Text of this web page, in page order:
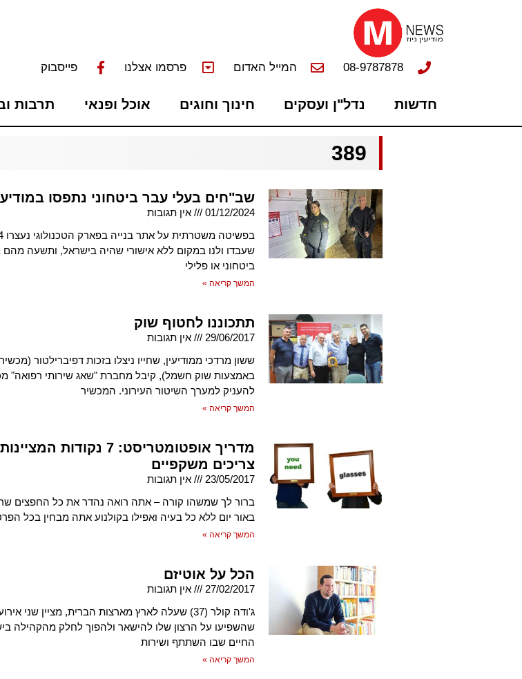
08-9787878 המייל האדום פרסמו אצלנו פייסבוק
חדשות נדל"ן ועסקים חינוך וחוגים אוכל ופנאי תרבות
389
שב"חים בעלי עבר ביטחוני נתפסו
01/12/2024
אין תגובות
שעבדו ולנו במקום ללא אישורי שהיה בישראל, ותשעה מהם
ביטחוני או פלילי
המשך קריאה »
תתכוננו לחטוף שוק
29/06/2017
אין תגובות
ששון מרדכי ממודיעין, שחייו ניצלו בזכות דפיברילטור
באמצעות שוק חשמל), קיבל מחברת "שאג שירותי רפואה"
להעניק למערך השיטור העירוני. המכשיר
המשך קריאה »
מדריך אופטומטריסט: 7 נקודות
צריכים משקפיים
23/05/2017
אין תגובות
ברור לך שמשהו קורה – אתה רואה נהדר את כל החפצים
באור יום ללא כל בעיה ואפילו בקולנוע אתה מבחין בכל
המשך קריאה »
הכל על אוטיזם
27/02/2017
אין תגובות
ג'ודה קולר (37) שעלה לארץ מארצות הברית, מציין שני
שהשפיעו על הרצון שלו להישאר ולהפוך לחלק מהקהילה
החיים שבו השתתף ושירות
המשך קריאה »